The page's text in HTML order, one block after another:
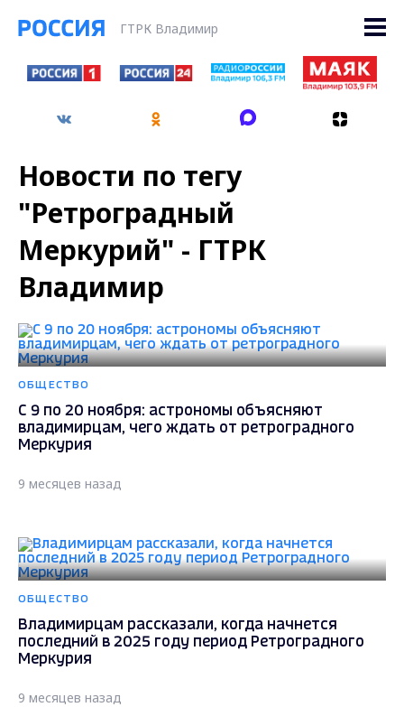
ГТРК Владимир
Новости по тегу
"Ретроградный
Меркурий" - ГТРК
Владимир
ОБЩЕСТВО
С 9 по 20 ноября: астрономы объясняют
владимирцам, чего ждать от ретроградного
Меркурия
9 месяцев назад
ОБЩЕСТВО
Владимирцам рассказали, когда начнется
последний в 2025 году период Ретроградного
Меркурия
9 месяцев назад